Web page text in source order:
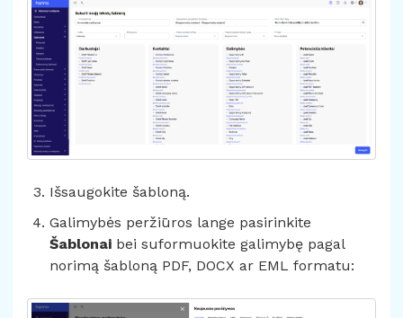
Išsaugokite šabloną.
Galimybės peržiūros lange pasirinkite
Šablonai bei suformuokite galimybę pagal
norimą šabloną PDF, DOCX ar EML formatu: